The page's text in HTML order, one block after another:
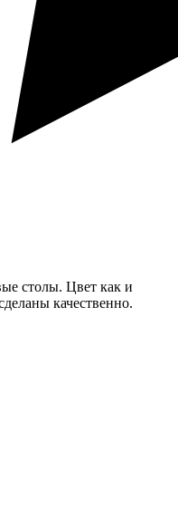
столы. Цвет как и
качественно.